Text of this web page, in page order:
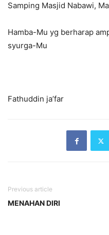
Samping Masjid Nabawi,
Hamba-Mu yg berharap
syurga-Mu
Fathuddin ja’far
Previous article
MENAHAN DIRI